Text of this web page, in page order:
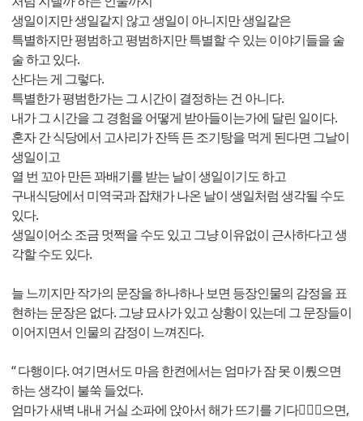
생일이지만 생일같지 않고 생일이 아니지만 생일같은
특별하지만 평범하고 평범하지만 특별할 수 있는 이야기들을 술
술 하고 있다.
산다는 게 그렇다.
특별한가 평범한가는 그 시간이 결정하는 건 아니다.
내가 그 시간을 그 경험을 어떻게 받아들이는가에 달린 일이다.
혼자 간 식당에서 고사리가 잔뜩 든 조기탕을 먹게 된다면 그날이
생일이고
열 번 꼬아 만든 꽈배기를 받는 날이 생일이기도 하고
구내식당에서 미역국과 잡채가 나온 날이 생일처럼 생각될 수도
있다.
생일이어소 조금 멋쩍을 수도 있고 그냥 이유없이 근사하다고 생
각할 수도 있다.
늘 느끼지만 작가의 문장을 하나하나 보면 등장인물의 감정을 표
현하는 문장은 없다. 그냥 묘사가 있고 상황이 있는데 그 문장들이
이어지면서 인물의 감정이 느껴진다.
“ 다행이다. 여기면서도 마음 한켠에서는 엄마가 잠 못 이뤘으면
하는 생각이 불쑥 들었다.
엄마가 새벽 내내 거실 소파에 앉아서 해가 뜨기를 기다ᅟᅧᆻ으면,